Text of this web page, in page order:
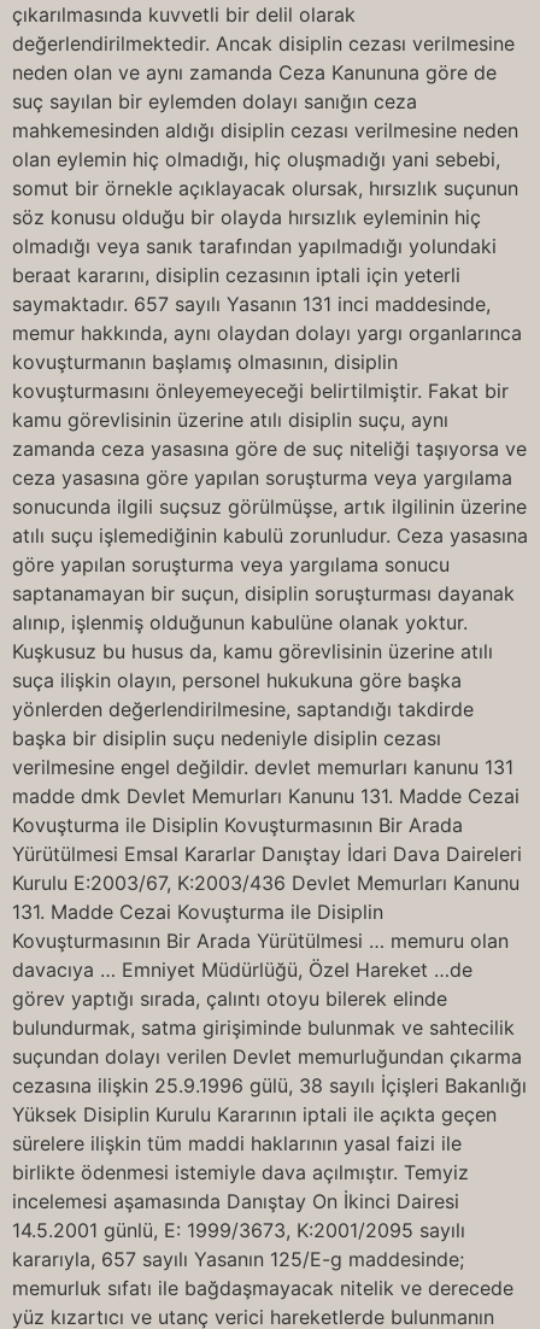
çıkarılmasında kuvvetli bir delil olarak
değerlendirilmektedir. Ancak disiplin cezası verilmesine
neden olan ve aynı zamanda Ceza Kanununa göre de
suç sayılan bir eylemden dolayı sanığın ceza
mahkemesinden aldığı disiplin cezası verilmesine neden
olan eylemin hiç olmadığı, hiç oluşmadığı yani sebebi,
somut bir örnekle açıklayacak olursak, hırsızlık suçunun
söz konusu olduğu bir olayda hırsızlık eyleminin hiç
olmadığı veya sanık tarafından yapılmadığı yolundaki
beraat kararını, disiplin cezasının iptali için yeterli
saymaktadır. 657 sayılı Yasanın 131 inci maddesinde,
memur hakkında, aynı olaydan dolayı yargı organlarınca
kovuşturmanın başlamış olmasının, disiplin
kovuşturmasını önleyemeyeceği belirtilmiştir. Fakat bir
kamu görevlisinin üzerine atılı disiplin suçu, aynı
zamanda ceza yasasına göre de suç niteliği taşıyorsa ve
ceza yasasına göre yapılan soruşturma veya yargılama
sonucunda ilgili suçsuz görülmüşse, artık ilgilinin üzerine
atılı suçu işlemediğinin kabulü zorunludur. Ceza yasasına
göre yapılan soruşturma veya yargılama sonucu
saptanamayan bir suçun, disiplin soruşturması dayanak
alınıp, işlenmiş olduğunun kabulüne olanak yoktur.
Kuşkusuz bu husus da, kamu görevlisinin üzerine atılı
suça ilişkin olayın, personel hukukuna göre başka
yönlerden değerlendirilmesine, saptandığı takdirde
başka bir disiplin suçu nedeniyle disiplin cezası
verilmesine engel değildir. devlet memurları kanunu 131
madde dmk Devlet Memurları Kanunu 131. Madde Cezai
Kovuşturma ile Disiplin Kovuşturmasının Bir Arada
Yürütülmesi Emsal Kararlar Danıştay İdari Dava Daireleri
Kurulu E:2003/67, K:2003/436 Devlet Memurları Kanunu
131. Madde Cezai Kovuşturma ile Disiplin
Kovuşturmasının Bir Arada Yürütülmesi … memuru olan
davacıya … Emniyet Müdürlüğü, Özel Hareket …de
görev yaptığı sırada, çalıntı otoyu bilerek elinde
bulundurmak, satma girişiminde bulunmak ve sahtecilik
suçundan dolayı verilen Devlet memurluğundan çıkarma
cezasına ilişkin 25.9.1996 gülü, 38 sayılı İçişleri Bakanlığı
Yüksek Disiplin Kurulu Kararının iptali ile açıkta geçen
sürelere ilişkin tüm maddi haklarının yasal faizi ile
birlikte ödenmesi istemiyle dava açılmıştır. Temyiz
incelemesi aşamasında Danıştay On İkinci Dairesi
14.5.2001 günlü, E: 1999/3673, K:2001/2095 sayılı
kararıyla, 657 sayılı Yasanın 125/E-g maddesinde;
memurluk sıfatı ile bağdaşmayacak nitelik ve derecede
yüz kızartıcı ve utanç verici hareketlerde bulunmanın